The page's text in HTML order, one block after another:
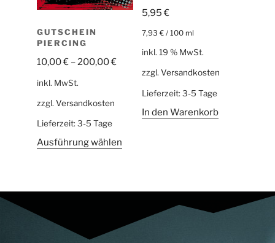
GUTSCHEIN
PIERCING
10,00€ –200,00€
inkl. MwSt.
zzgl. Versandkosten
Lieferzeit: 3-5 Tage
Ausführung wählen
5,95€
7,93 €/ 100 ml
inkl. 19 % MwSt.
zzgl. Versandkosten
Lieferzeit: 3-5 Tage
In den Warenkorb